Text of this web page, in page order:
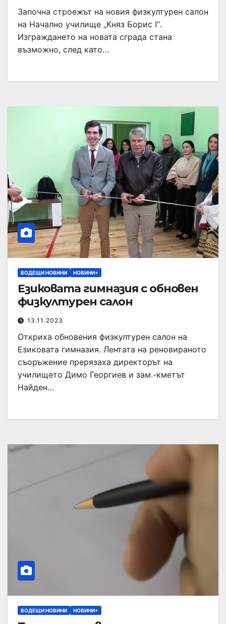
Започна строежът на новия физкултурен салон
на Начално училище „Княз Борис I“.
Изграждането на новата сграда стана
възможно, след като…
ВОДЕЩИ НОВИНИ НОВИНИ+
Езиковата гимназия с обновен
физкултурен салон
13.11.2023
Откриха обновения физкултурен салон на
Езиковата гимназия. Лентата на реновираното
съоръжение прерязаха директорът на
училището Димо Георгиев и зам.-кметът
Найден…
ВОДЕЩИ НОВИНИ НОВИНИ+